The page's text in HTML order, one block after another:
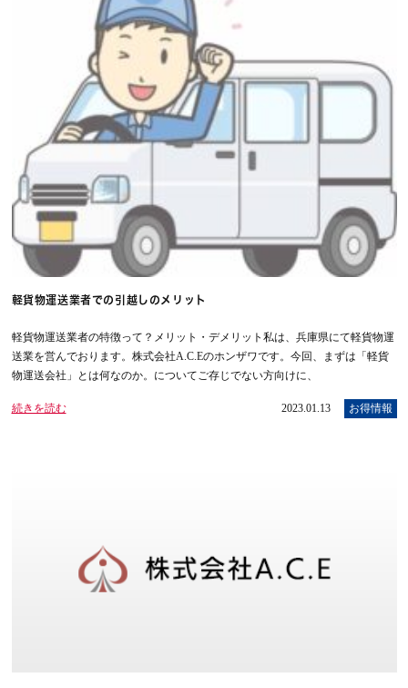
軽貨物運送業者での引越しのメリット
軽貨物運送業者の特徴って？メリット・デメリット私は、兵庫県にて軽貨物運
送業を営んでおります。株式会社A.C.Eのホンザワです。今回、まずは「軽貨
物運送会社」とは何なのか。についてご存じでない方向けに、
続きを読む 2023.01.13 お得情報